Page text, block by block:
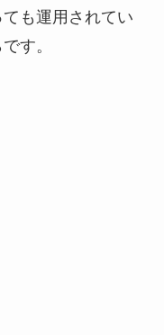
も運用されてい
す。